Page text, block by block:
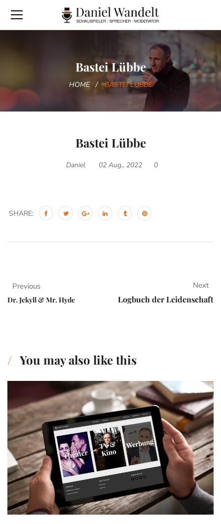
Bastei Lübbe
HOME BASTEI LÜBBE
Bastei Lübbe
Daniel 02 Aug., 2022 0
SHARE:
Previous
Dr. Jekyll & Mr. Hyde
Next
Logbuch der Leidenschaft
You may also like this